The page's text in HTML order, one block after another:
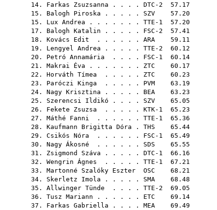
14. Farkas Zsuzsanna . . . . DTC-2 57.17
15. Balogh Piroska . . . . . SZV 57.20
15. Lux Andrea . . . . . . . TTE-1 57.20
17. Balogh Katalin . . . . . FSC-2 57.41
18. Kovács Edit . . . . . . ARA 59.11
19. Lengyel Andrea . . . . . TTE-2 60.12
20. Petró Annamária . . . . FSC-1 60.14
21. Makrai Éva . . . . . . . ZTC 60.17
22. Horváth Tímea . . . . . ZTC 60.23
23. Paróczi Kinga . . . . . PVM 63.19
24. Nagy Krisztina . . . . . BEA 63.23
25. Szerencsi Ildikó . . . . SZV 65.05
26. Fekete Zsuzsa . . . . . KTK-1 65.23
27. Máthé Fanni . . . . . . TTE-1 65.36
28. Kaufmann Brigitta Dóra . THS 65.44
29. Csikós Nóra . . . . . . FSC-1 65.49
30. Nagy Ákosné . . . . . . SDS 65.55
31. Zsigmond Száva . . . . . DTC-1 66.16
32. Wengrin Ágnes . . . . . TTE-1 67.21
33. Martonné Szalóky Eszter OSC 68.21
34. Skerletz Imola . . . . . SMA 68.48
35. Allwinger Tünde . . . . TTE-2 69.05
36. Tusz Mariann . . . . . . ETC 69.14
37. Farkas Gabriella . . . . MEA 69.49